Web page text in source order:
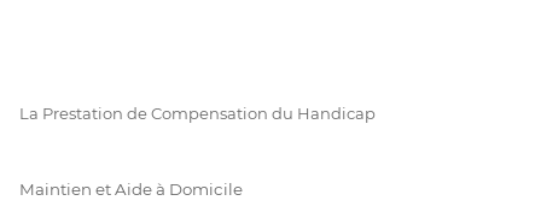
La Prestation de Compensation du Handicap
Maintien et Aide à Domicile